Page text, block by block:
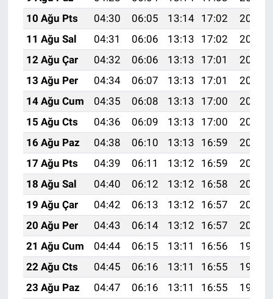
10 Ağu Pts
04:30 06:05 13:14 17:02
20:13
11 Ağu Sal
04:31 06:06 13:13 17:02
20:11
12 Ağu Çar
04:32 06:06 13:13 17:01
20:10
13 Ağu Per
04:34 06:07 13:13 17:01
20:09
14 Ağu Cum
04:35 06:08 13:13 17:00
20:08
15 Ağu Cts
04:36 06:09 13:13 17:00
20:06
16 Ağu Paz
04:38 06:10 13:13 16:59
20:05
17 Ağu Pts
04:39 06:11 13:12 16:59
20:04
18 Ağu Sal
04:40 06:12 13:12 16:58
20:02
19 Ağu Çar
04:42 06:13 13:12 16:57
20:01
20 Ağu Per
04:43 06:14 13:12 16:57
20:00
21 Ağu Cum
04:44 06:15 13:11 16:56
19:58
22 Ağu Cts
04:45 06:16 13:11 16:55
19:57
23 Ağu Paz
04:47 06:16 13:11 16:55
19:55